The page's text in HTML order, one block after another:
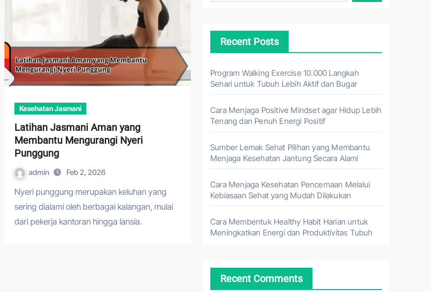
Kesehatan Jasmani
Latihan Jasmani Aman yang
Membantu Mengurangi Nyeri
Punggung
admin Feb 2, 2026
Nyeri punggung merupakan keluhan yang
sering dialami oleh berbagai kalangan, mulai
dari pekerja kantoran hingga lansia.
Recent Posts
Program Walking Exercise 10.000 Langkah
Sehari untuk Tubuh Lebih Aktif dan Bugar
Cara Menjaga Positive Mindset agar Hidup Lebih
Tenang dan Penuh Energi Positif
Sumber Lemak Sehat Pilihan yang Membantu
Menjaga Kesehatan Jantung Secara Alami
Cara Menjaga Kesehatan Pencernaan Melalui
Kebiasaan Sehat yang Mudah Dilakukan
Cara Membentuk Healthy Habit Harian untuk
Meningkatkan Energi dan Produktivitas Tubuh
Recent Comments